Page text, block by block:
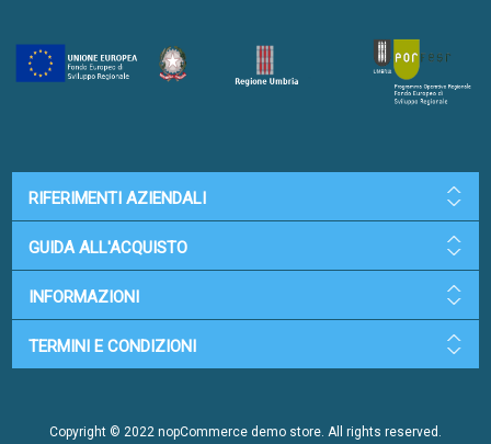
RIFERIMENTI AZIENDALI
GUIDA ALL'ACQUISTO
INFORMAZIONI
TERMINI E CONDIZIONI
Copyright © 2022 nopCommerce demo store. All rights reserved.